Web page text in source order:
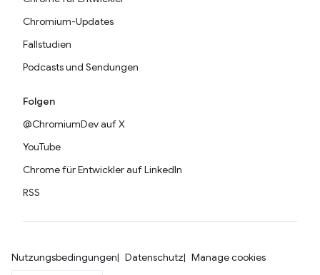
Chromium-Updates
Fallstudien
Podcasts und Sendungen
Folgen
@ChromiumDev auf X
YouTube
Chrome für Entwickler auf LinkedIn
RSS
Nutzungsbedingungen Datenschutz Manage cookies